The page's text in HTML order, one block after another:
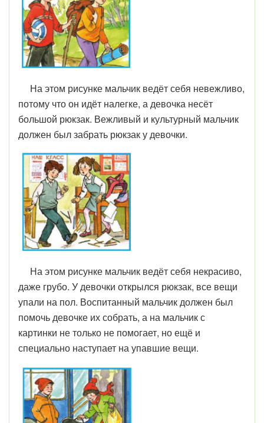
На этом рисунке мальчик ведёт себя невежливо,
потому что он идёт налегке, а девочка несёт
большой рюкзак. Вежливый и культурный мальчик
должен был забрать рюкзак у девочки.
На этом рисунке мальчик ведёт себя некрасиво,
даже грубо. У девочки открылся рюкзак, все вещи
упали на пол. Воспитанный мальчик должен был
помочь девочке их собрать, а на мальчик с
картинки не только не помогает, но ещё и
специально наступает на упавшие вещи.